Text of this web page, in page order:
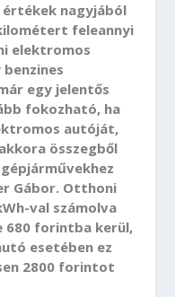
nagyjából
feleannyi
elektromos
egy jelentős
fokozható, ha
autóját,
összegből
Gábor. Otthoni
val számolva
680 forintba kerül,
esetében ez
2800 forintot